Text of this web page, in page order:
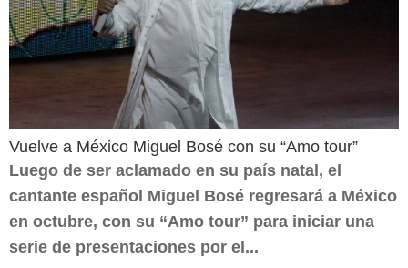
Vuelve a México Miguel Bosé con su “Amo tour”
Luego de ser aclamado en su país natal, el
cantante español Miguel Bosé regresará a México
en octubre, con su “Amo tour” para iniciar una
serie de presentaciones por el...